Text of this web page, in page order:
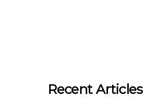
Recent Articles